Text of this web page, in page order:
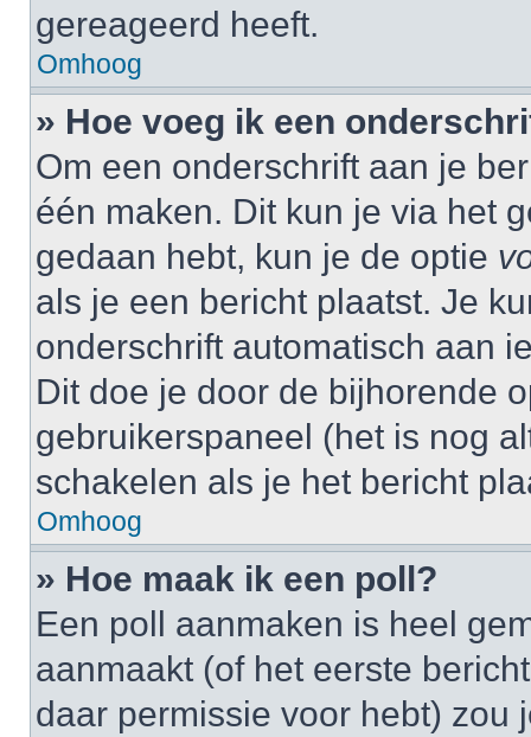
gereageerd heeft.
Omhoog
» Hoe voeg ik een
Om een onderschrift aan je
één maken. Dit kun je via het
gedaan hebt, kun je de optie
als je een bericht plaatst. Je
onderschrift automatisch aan
Dit doe je door de bijhorende
gebruikerspaneel (het is nog
schakelen als je het bericht
Omhoog
» Hoe maak ik een poll?
Een poll aanmaken is heel
aanmaakt (of het eerste
daar permissie voor hebt) zou